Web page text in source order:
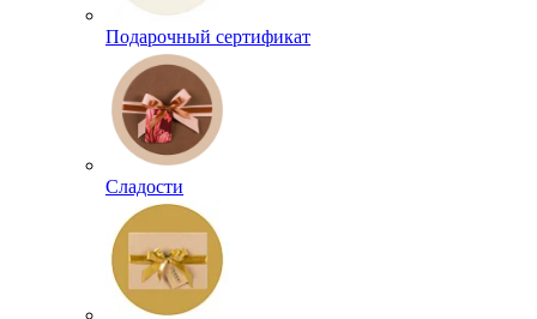
Подарочный сертификат
Сладости